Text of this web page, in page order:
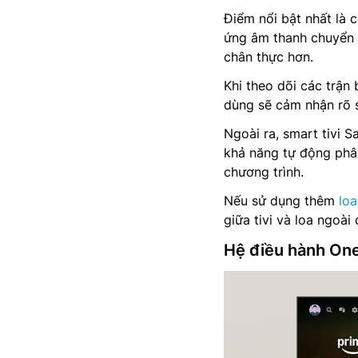
Điểm nổi bật nhất là
ứng âm thanh
chân thực hơn.
Khi theo dõi các trận
dùng sẽ cảm nhận rõ
Ngoài ra, smart tivi
khả năng tự động
chương trình.
Nếu sử dụng thêm
giữa tivi và loa ngoài
Hệ điều hành